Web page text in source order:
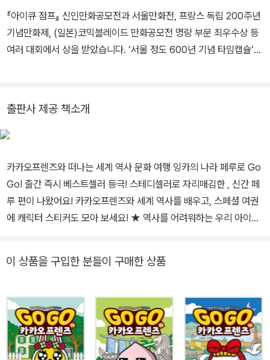
『아이큐 점프』 신인만화공모전과 서울만화전, 프랑스 독립 200주년
기념만화제, (일본)코믹블레이드 만화공모전 명랑 부문 최우수상 등
여러 대회에서 상을 받았습니다. ‘서울 정도 600년 기념 타임캡슐’에
출판사 제공 책소개
카카오프렌즈와 떠나는 세계 역사 문화 여행 잉카의 나라 페루로 Go
Go! 출간 즉시 베스트셀러 등극! 스테디셀러로 자리매김한 , 신간 페
루 편이 나왔어요! 카카오프렌즈와 세계 역사를 배우고, 스페셜 여권
에 캐릭터 스티커도 모아 보세요! ★ 역사를 어려워하는 우리 아이도
아이가 <고고 카카오프렌즈> 시리즈와 함께 세계사 박사가 되어 가
쏠해요! ★ 세계의 다양한 문화와 역사가 담겨 있어 아이와 같이 읽고
있어요! ★ <고고 카카오프렌즈>와 함께 온 가족이 방구석 세계 여행
을 떠나요! -독자들의 서평 중에서- 누적 판매 120만 부를 돌파한 초
베스트셀러시리즈! 한국인이 가장 사랑하는 캐릭터 ‘카카오프렌
이 상품을 구입한 분들이 구매한 상품